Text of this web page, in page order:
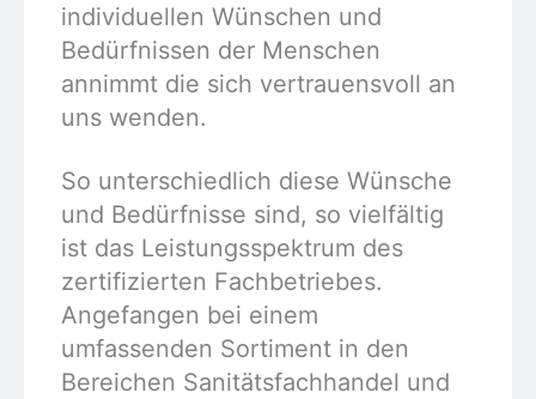
individuellen Wünschen und
Bedürfnissen der Menschen
annimmt die sich vertrauensvoll an
uns wenden.
So unterschiedlich diese Wünsche
und Bedürfnisse sind, so vielfältig
ist das Leistungsspektrum des
zertifizierten Fachbetriebes.
Angefangen bei einem
umfassenden Sortiment in den
Bereichen Sanitätsfachhandel und